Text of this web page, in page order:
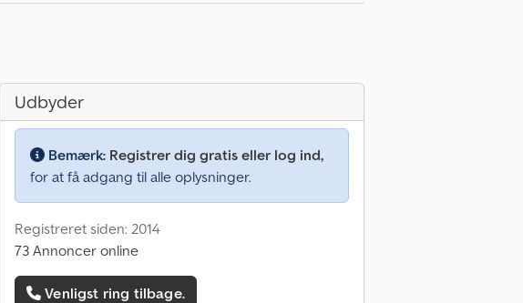
Udbyder
Bemærk: Registrer dig gratis eller log ind,
for at få adgang til alle oplysninger.
Registreret siden: 2014
73 Annoncer online
Venligst ring tilbage.